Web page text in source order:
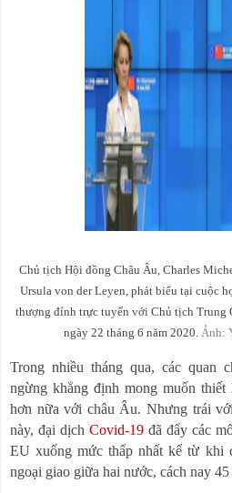
Chủ tịch Hội đồng Châu Âu, Charles
Ursula von der Leyen, phát biểu tại cuộc
thượng đỉnh trực tuyến với Chủ tịch Trung
ngày 22 tháng 6 năm 2020. Ảnh:
Trong nhiều tháng qua, các quan
ngừng khẳng định mong muốn
hơn nữa với châu Âu. Nhưng trái
này, đại dịch Covid-19 đã đẩy các
EU xuống mức thấp nhất kể từ khi
ngoại giao giữa hai nước, cách nay 45